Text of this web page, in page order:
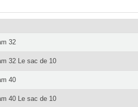
32
32 Le sac de 10
40
40 Le sac de 10